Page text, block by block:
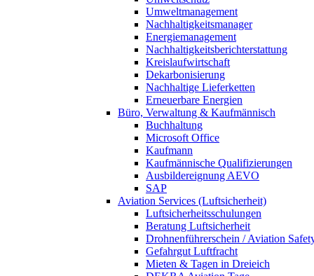
Umweltmanagement
Nachhaltigkeitsmanager
Energiemanagement
Nachhaltigkeitsberichterstattung
Kreislaufwirtschaft
Dekarbonisierung
Nachhaltige Lieferketten
Erneuerbare Energien
Büro, Verwaltung & Kaufmännisch
Buchhaltung
Microsoft Office
Kaufmann
Kaufmännische Qualifizierungen
Ausbildereignung AEVO
SAP
Aviation Services (Luftsicherheit)
Luftsicherheitsschulungen
Beratung Luftsicherheit
Drohnenführerschein / Aviation
Gefahrgut Luftfracht
Mieten & Tagen in Dreieich